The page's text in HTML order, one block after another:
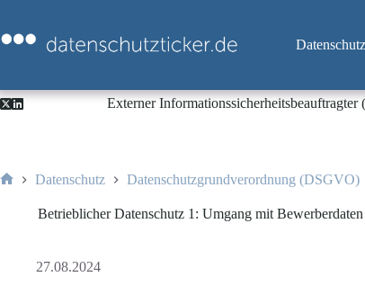
springen
Datenschutz
Externer
Datenschutz Datenschutzgrundverordnung (DSGVO)
Betrieblicher Datenschutz 1: Umgang mit Bewerberdaten
27.08.2024